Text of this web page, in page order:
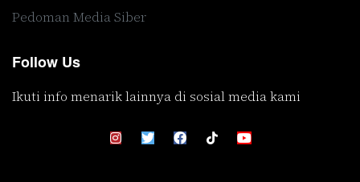
Pedoman Media Siber
Follow Us
Ikuti info menarik lainnya di sosial media kami